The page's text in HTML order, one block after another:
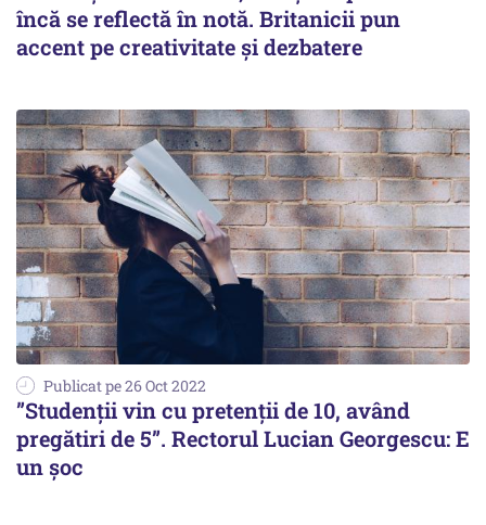
încă se reflectă în notă. Britanicii pun
accent pe creativitate şi dezbatere
Publicat pe 26 Oct 2022
”Studenții vin cu pretenții de 10, având
pregătiri de 5”. Rectorul Lucian Georgescu: E
un șoc